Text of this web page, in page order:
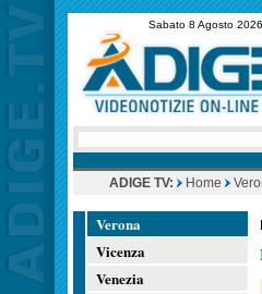
Sabato 8 Agosto
ADIGE TV: Home
Verona
Vicenza
Venezia